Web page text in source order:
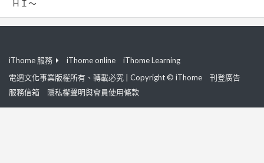
ＨＩ～
iThome 服務 iThome online
iThome Learning
電週文化事業版權所有、轉載必究 | Copyright © iThome
刊登廣告
服務信箱
隱私權聲明與會員使用條款